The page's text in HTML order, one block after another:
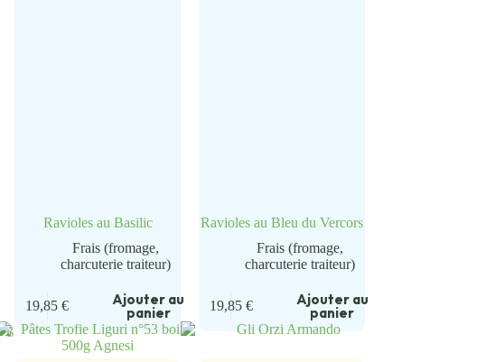
Ravioles au Basilic
Frais (fromage,
charcuterie traiteur)
19,85€ Ajouter au
panier
Ravioles au Bleu du Vercors
Frais (fromage,
charcuterie traiteur)
19,85 € Ajouter au
panier